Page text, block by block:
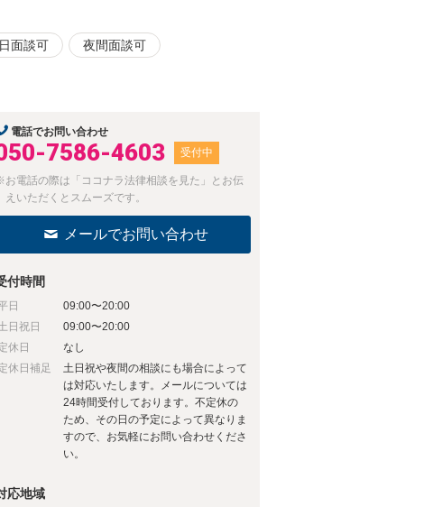
面談可 夜間面談可
電話でお問い合わせ
7586-4603 受付中
お電話の際は「ココナラ法律相談を見た」とお伝
えいただくとスムーズです。
メールでお問い合わせ
付時間
日
09:00〜20:00
日祝日
09:00〜20:00
休日
なし
休日補足
土日祝や夜間の相談にも場合によって
は対応いたします。メールについては
24時間受付しております。不定休の
ため、その日の予定によって異なりま
すので、お気軽にお問い合わせくださ
い。
応地域